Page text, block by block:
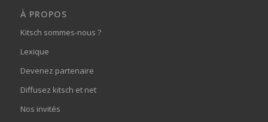
À PROPOS
Kitsch sommes-nous ?
Lexique
Devenez partenaire
Diffusez kitsch et net
Nos invités